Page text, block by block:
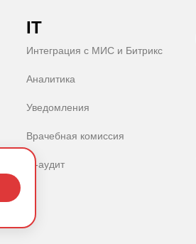
IT
Интеграция с МИС и Битрикс
Аналитика
Уведомления
Врачебная комиссия
IT-аудит